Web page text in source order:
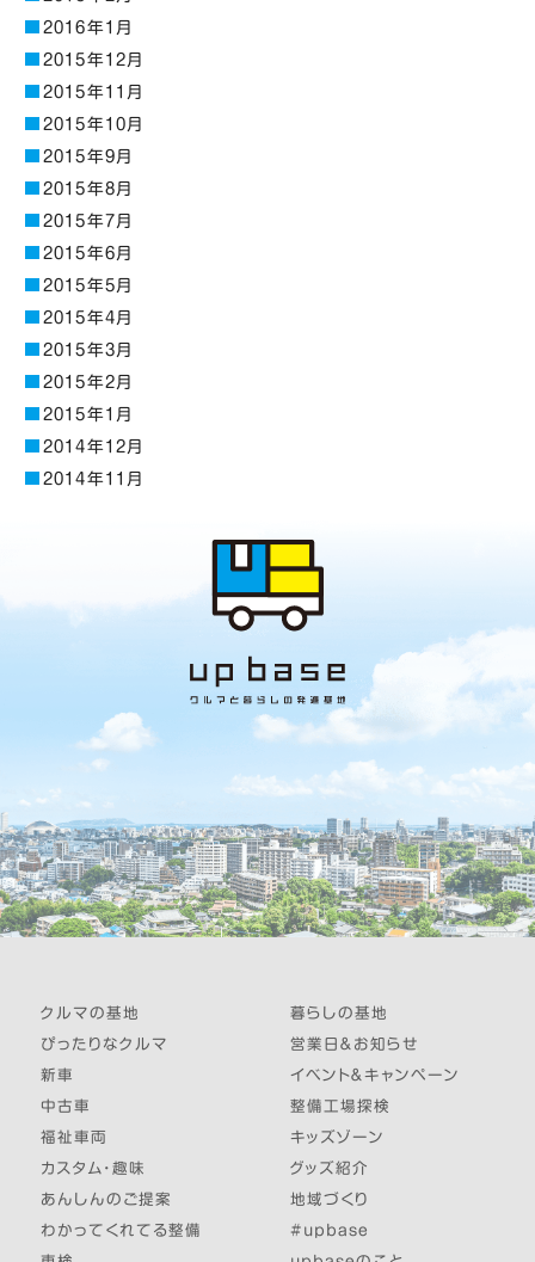
2016年1月
2015年12月
2015年11月
2015年10月
2015年9月
2015年8月
2015年7月
2015年6月
2015年5月
2015年4月
2015年3月
2015年2月
2015年1月
2014年12月
2014年11月
クルマの基地
ぴったりなクルマ
新車
中古車
福祉車両
カスタム・趣味
あんしんのご提案
わかってくれてる整備
暮らしの基地
営業日＆お知らせ
イベント＆キャンペーン
整備工場探検
キッズゾーン
グッズ紹介
地域づくり
#upbase